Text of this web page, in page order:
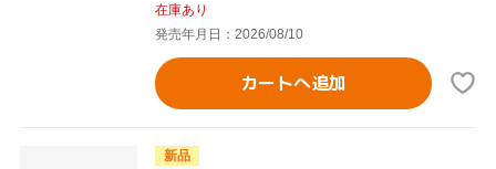
在庫あり
発売年月日：2026/08/10
カートへ追加
新品